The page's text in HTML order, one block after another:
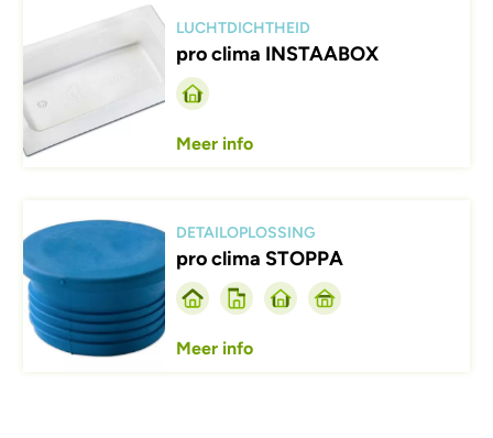
LUCHTDICHTHEID
pro clima INSTAABOX
Meer info
DETAILOPLOSSING
pro clima STOPPA
Meer info